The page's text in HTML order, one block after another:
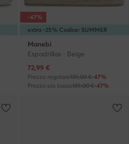
extra -25% Codice: SUMMER
-47%
Manebi
Espadrillas · Beige
Prezzo attuale
72,99 €
Prezzo regolare139,00 €-47%
Prezzo più basso139,00 €-47%